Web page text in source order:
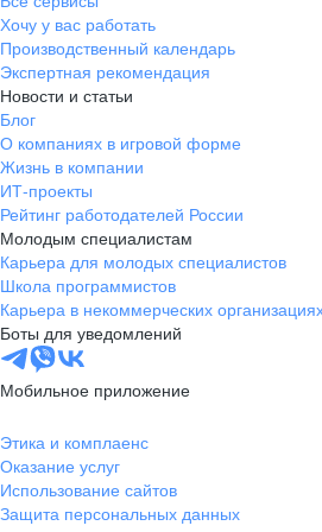
Хочу у вас работать
Производственный календарь
Экспертная рекомендация
Новости и статьи
Блог
О компаниях в игровой форме
Жизнь в компании
ИТ-проекты
Рейтинг работодателей России
Молодым специалистам
Карьера для молодых специалистов
Школа программистов
Карьера в некоммерческих
Боты для уведомлений
Мобильное приложение
Этика и комплаенс
Оказание услуг
Использование сайтов
Защита персональных данных